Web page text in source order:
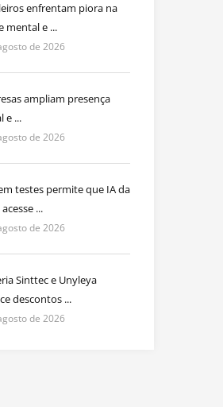
enfrentam piora na
mental e ...
de 2026
ampliam presença
e ...
de 2026
testes permite que IA da
...
de 2026
Sinttec e Unyleya
descontos ...
de 2026